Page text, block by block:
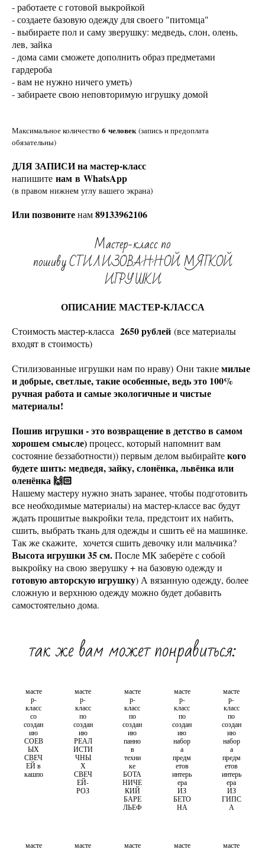
- работаете с готовой выкройкой
- создаете базовую одежду для своего "питомца"
- выбираете пол и саму зверушку: медведь, слон, олень,
лев, зайка
- дома сами сможете дополнить образ предметами
гардероба
- вам не нужно ничего уметь)
- забираете свою неповторимую игрушку домой
Максимальное количество 6 человек(запись и предоплата
обязательны)
ДЛЯ ЗАПИСИ на мастер-класс
напишите нам в WhatsApp
(в правом нижнем углу вашего экрана)
Или позвонитенам89133962106
Мастер-класс по
пошиву СТИЛИЗОВАННОЙ МЯГКОЙ
ИГРУШКИ
ОПИСАНИЕ МАСТЕР-КЛАССА
Стоимость мастер-класса 2650 рублей (все материалы
входят в стоимость)
Стилизованные игрушки нам по нраву) Они такиемилые
и добрые, светлые, такие особенные, ведь это 100%
ручная работа и самые экологичные и чистые
материалы!
Пошив игрушки - это возвращение в детство в самом
хорошем смысле)процесс, который напомнит вам
состояние беззаботности)) первым делом выбирайтекого
будете шить: медведя, зайку, слонёнка, львёнка или
оленёнка 🙌🏻
Нашему мастеру нужно знать заранее, чтобы подготовить
все необходимые материалы) на мастер-классе вас будут
ждать прошитые выкройки тела, предстоит их набить,
сшить, выбрать ткань для одежды и сшить её на машинке.
Так же скажите, хочется сшить девочку или мальчика?
Высота игрушки 35 см.После МК заберёте с собой
выкройку на свою зверушку + на базовую одежду и
готовую авторскую игрушку) А вязанную одежду, более
сложную и верхнюю одежду можно будет добавить
самостоятельно дома.
так же вам может понравиться:
масте
р-
класс
со
создан
ию
СОЕВ
ЫХ
СВЕЧ
ЕЙ в
кашпо
масте
р-
класс
по
создан
ию
РЕАЛ
ИСТИ
ЧНЫ
Х
СВЕЧ
ЕЙ-
РОЗ
масте
р-
класс
по
создан
ию
панно
в
техни
ке
БОТА
НИЧЕ
КИЙ
БАРЕ
ЛЬЕФ
масте
р-
класс
по
создан
ию
набор
а
предм
етов
интерь
ера
ИЗ
БЕТО
НА
масте
р-
класс
по
создан
ию
набор
а
предм
етов
интерь
ера
ИЗ
ГИПС
А
масте
масте
масте
масте
масте